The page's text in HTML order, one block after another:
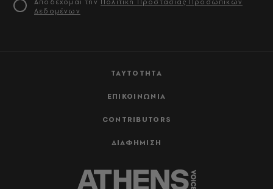
ΤΑΥΤΟΤΗΤΑ
ΕΠΙΚΟΙΝΩΝΙΑ
CONTRIBUTORS
ΔΙΑΦΗΜΙΣΗ
Αποδέχομαι την Πολιτική Προστασίας Προσωπικών
Δεδομένων